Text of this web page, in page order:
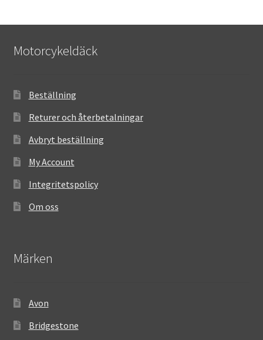
Motorcykeldäck
Beställning
Returer och återbetalningar
Avbryt beställning
My Account
Integritetspolicy
Om oss
Märken
Avon
Bridgestone